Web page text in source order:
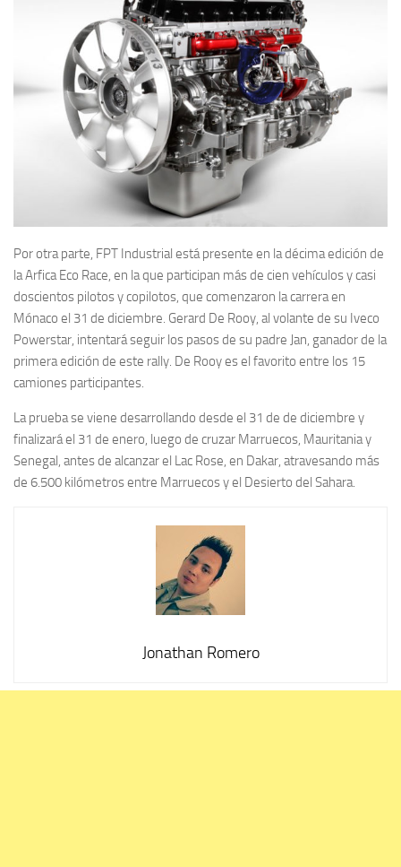
Por otra parte, FPT Industrial está presente en la décima edición de
la Arfica Eco Race, en la que participan más de cien vehículos y casi
doscientos pilotos y copilotos, que comenzaron la carrera en
Mónaco el 31 de diciembre. Gerard De Rooy, al volante de su Iveco
Powerstar, intentará seguir los pasos de su padre Jan, ganador de la
primera edición de este rally. De Rooy es el favorito entre los 15
camiones participantes.
La prueba se viene desarrollando desde el 31 de de diciembre y
finalizará el 31 de enero, luego de cruzar Marruecos, Mauritania y
Senegal, antes de alcanzar el Lac Rose, en Dakar, atravesando más
de 6.500 kilómetros entre Marruecos y el Desierto del Sahara.
Jonathan Romero